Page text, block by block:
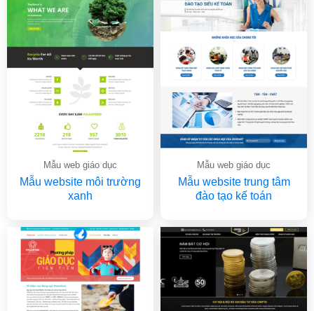
Mẫu web giáo dục
Mẫu website môi trường
xanh
Mẫu web giáo dục
Mẫu website trung tâm
đào tạo kế toán